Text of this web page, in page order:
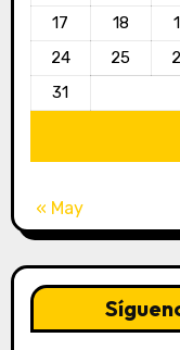
17
18
24
25
31
« May